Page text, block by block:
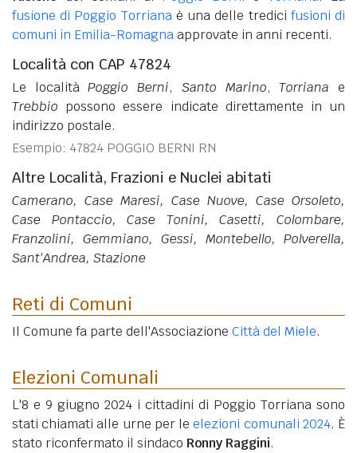
fusione di Poggio Torrianaè una delle tredici fusioni di
comuni in Emilia-Romagnaapprovate in anni recenti.
Località con CAP 47824
Le localitàPoggio Berni, Santo Marino,Torriana e
Trebbio possono essere indicate direttamente in un
indirizzo postale.
Esempio: 47824 POGGIO BERNI RN
Altre Località, Frazioni e Nuclei abitati
Camerano, Case Maresi, Case Nuove, Case Orsoleto,
Case Pontaccio, Case Tonini, Casetti, Colombare,
Franzolini, Gemmiano, Gessi, Montebello, Polverella,
Sant'Andrea, Stazione
Reti di Comuni
Il Comune fa parte dell'Associazione Città del Miele.
Elezioni Comunali
L'8 e 9 giugno 2024 i cittadini di Poggio Torriana sono
stati chiamati alle urne per leelezioni comunali 2024. È
stato riconfermato il sindaco Ronny Raggini.